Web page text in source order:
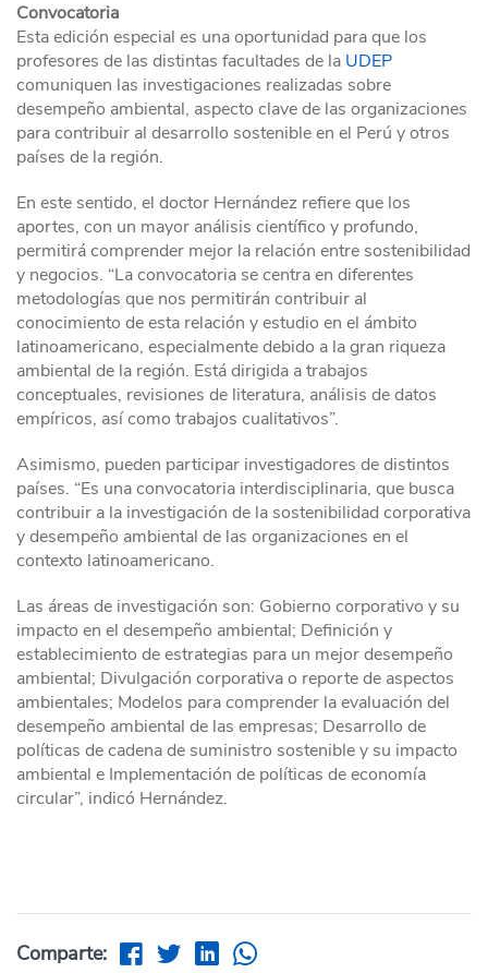
Convocatoria
Esta edición especial es una oportunidad para que los
profesores de las distintas facultades de la UDEP
comuniquen las investigaciones realizadas sobre
desempeño ambiental, aspecto clave de las organizaciones
para contribuir al desarrollo sostenible en el Perú y otros
países de la región.
En este sentido, el doctor Hernández refiere que los
aportes, con un mayor análisis científico y profundo,
permitirá comprender mejor la relación entre sostenibilidad
y negocios. “La convocatoria se centra en diferentes
metodologías que nos permitirán contribuir al
conocimiento de esta relación y estudio en el ámbito
latinoamericano, especialmente debido a la gran riqueza
ambiental de la región. Está dirigida a trabajos
conceptuales, revisiones de literatura, análisis de datos
empíricos, así como trabajos cualitativos”.
Asimismo, pueden participar investigadores de distintos
países. “Es una convocatoria interdisciplinaria, que busca
contribuir a la investigación de la sostenibilidad corporativa
y desempeño ambiental de las organizaciones en el
contexto latinoamericano.
Las áreas de investigación son: Gobierno corporativo y su
impacto en el desempeño ambiental; Definición y
establecimiento de estrategias para un mejor desempeño
ambiental; Divulgación corporativa o reporte de aspectos
ambientales; Modelos para comprender la evaluación del
desempeño ambiental de las empresas; Desarrollo de
políticas de cadena de suministro sostenible y su impacto
ambiental e Implementación de políticas de economía
circular”, indicó Hernández.
Comparte: